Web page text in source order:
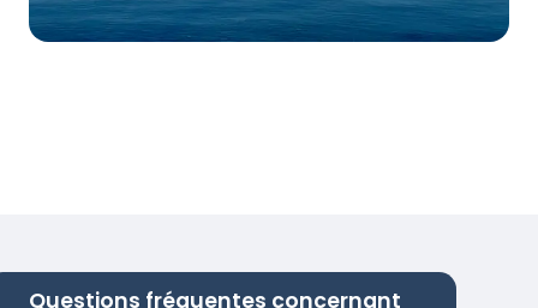
Questions fréquentes concernant